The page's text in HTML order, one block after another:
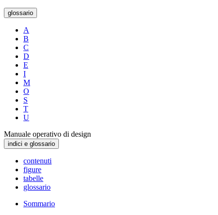
glossario
A
B
C
D
E
I
M
O
S
T
U
Manuale operativo di design
indici e glossario
contenuti
figure
tabelle
glossario
Sommario